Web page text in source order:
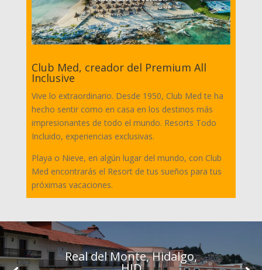
Club Med, creador del Premium All
Inclusive
Vive lo extraordinario. Desde 1950, Club Med te ha
hecho sentir como en casa en los destinos más
impresionantes de todo el mundo. Resorts Todo
Incluido, experiencias exclusivas.
Playa o Nieve, en algún lugar del mundo, con Club
Med encontrarás el Resort de tus sueños para tus
próximas vacaciones.
Real del Monte, Hidalgo,